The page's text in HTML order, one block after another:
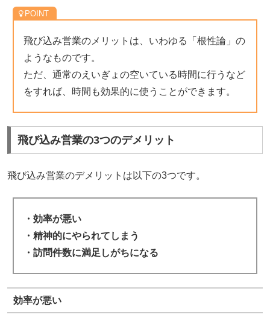
飛び込み営業のメリットは、いわゆる「根性論」の
ようなものです。
ただ、通常のえいぎょの空いている時間に行うなど
をすれば、時間も効果的に使うことができます。
飛び込み営業の3つのデメリット
飛び込み営業のデメリットは以下の3つです。
・効率が悪い
・精神的にやられてしまう
・訪問件数に満足しがちになる
効率が悪い